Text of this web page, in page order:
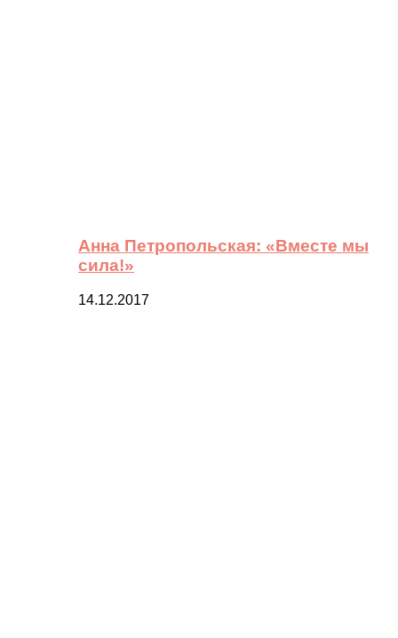
Анна Петропольская: «Вместе мы
сила!»
14.12.2017